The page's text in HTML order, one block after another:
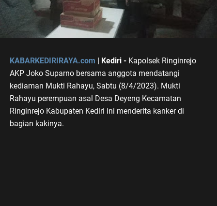
KABARKEDIRIRAYA.com | Kediri - Kapolsek Ringinrejo
AKP Joko Suparno bersama anggota mendatangi
kediaman Mukti Rahayu, Sabtu (8/4/2023). Mukti
Rahayu perempuan asal Desa Deyeng Kecamatan
Ringinrejo Kabupaten Kediri ini menderita kanker di
bagian kakinya.